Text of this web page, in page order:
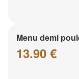
Menu demi
13.90 €